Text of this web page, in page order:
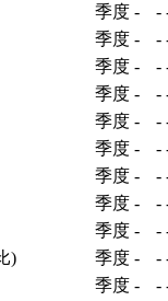
季度 - -
季度 - -
季度 - -
季度 - -
季度 - -
季度 - -
季度 - -
季度 - -
季度 - -
)
季度 - -
季度 - -